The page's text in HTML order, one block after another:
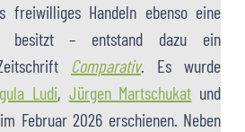
freiwilliges Handeln ebenso eine
besitzt – entstand dazu ein
Comparativ. Es wurde
Ludi, Jürgen Martschukat und
Februar 2026 erschienen. Neben